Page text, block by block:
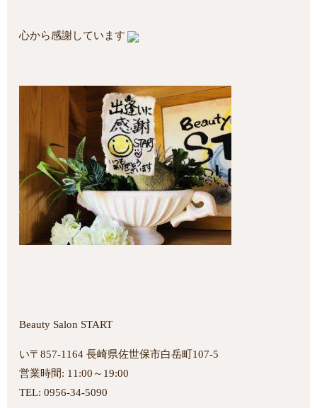
心から感謝しています
Beauty Salon START
い〒857-1164 長崎県佐世保市白岳町107-5
営業時間: 11:00～19:00
TEL: 0956-34-5090